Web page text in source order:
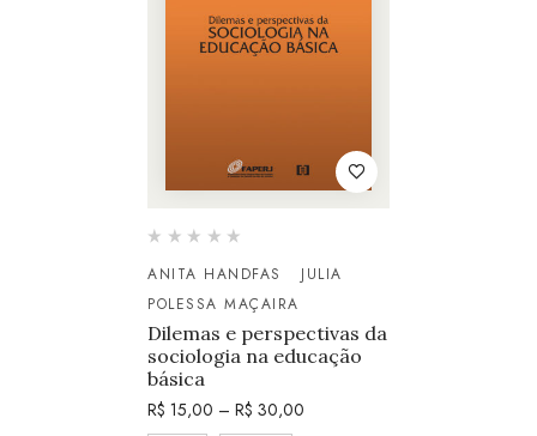
ANITA HANDFAS
JULIA
POLESSA MAÇAIRA
Dilemas e perspectivas da
sociologia na educação
básica
R$ 15,00 – R$ 30,00